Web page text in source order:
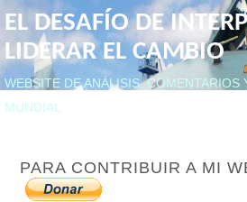
EL DESAFÍO DE
LIDERAR EL CAMBIO
WEBSITE DE ANÁLISIS, COMENTARIOS
MUNDIAL
PARA CONTRIBUIR A MI